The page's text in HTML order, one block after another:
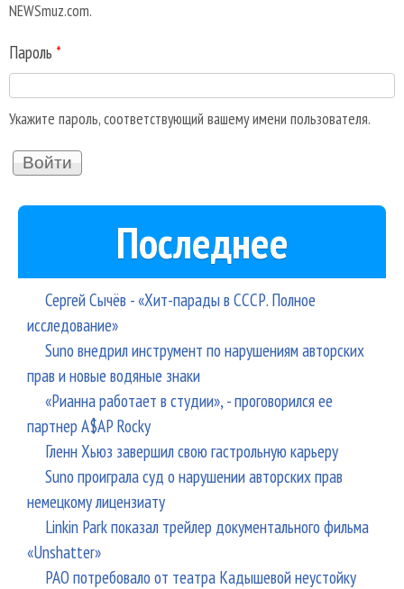
NEWSmuz.com.
Пароль *
Укажите пароль, соответствующий вашему имени пользователя.
Последнее
Сергей Сычёв - «Хит-парады в СССР. Полное
исследование»
Suno внедрил инструмент по нарушениям авторских
прав и новые водяные знаки
«Рианна работает в студии», - проговорился ее
партнер A$AP Rocky
Гленн Хьюз завершил свою гастрольную карьеру
Suno проиграла суд о нарушении авторских прав
немецкому лицензиату
Linkin Park показал трейлер документального фильма
«Unshatter»
РАО потребовало от театра Кадышевой неустойку